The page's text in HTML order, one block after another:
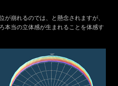
崩れるのでは、と懸念されますが、
本当の立体感が生まれることを体感す